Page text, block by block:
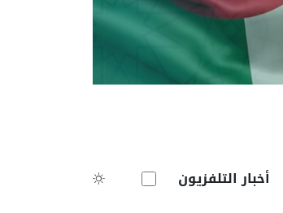
أخبار التلفزيون